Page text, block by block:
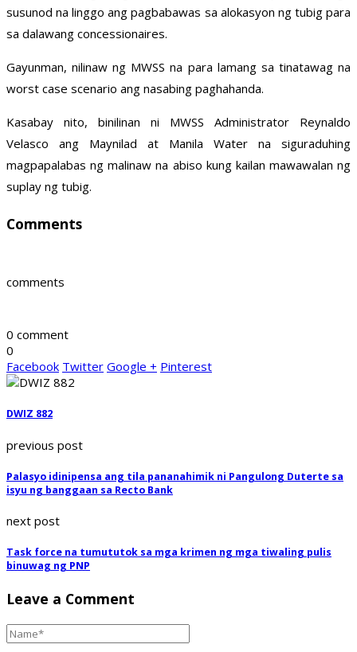
susunod na linggo ang pagbabawas sa alokasyon ng tubig para
sa dalawang concessionaires.
Gayunman, nilinaw ng MWSS na para lamang sa tinatawag na
worst case scenario ang nasabing paghahanda.
Kasabay nito, binilinan ni MWSS Administrator Reynaldo
Velasco ang Maynilad at Manila Water na siguraduhing
magpapalabas ng malinaw na abiso kung kailan mawawalan ng
suplay ng tubig.
Comments
comments
0 comment
0
Facebook Twitter Google + Pinterest
DWIZ 882
previous post
Palasyo idinipensa ang tila pananahimik ni Pangulong Duterte sa
isyu ng banggaan sa Recto Bank
next post
Task force na tumututok sa mga krimen ng mga tiwaling pulis
binuwag ng PNP
Leave a Comment